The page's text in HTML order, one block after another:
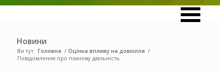
Новини
Ви тут: Головна / Оцінка впливу на довкілля /
Повідомлення про планову діяльність